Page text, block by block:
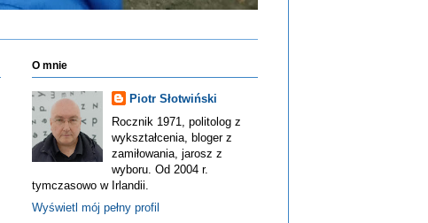
O mnie
Piotr Słotwiński
Rocznik 1971, politolog z
wykształcenia, bloger z
zamiłowania, jarosz z
wyboru. Od 2004 r.
tymczasowo w Irlandii.
Wyświetl mój pełny profil